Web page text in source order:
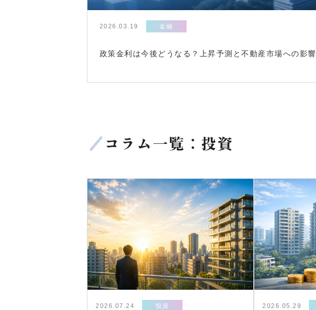
2026.03.19 金融
政策金利は今後どうなる？上昇予測と不動産市場への影響
コラム一覧：投資
2026.07.24 投資 2026.05.29